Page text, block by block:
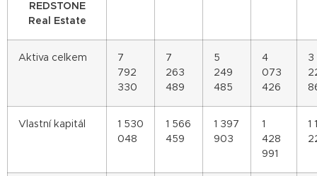
REDSTONE
Real Estate
Aktiva celkem
7
792
330
7
263
489
5
249
485
4
073
426
3
Vlastní kapitál
1 530
048
1 566
459
1 397
903
1
428
991
1